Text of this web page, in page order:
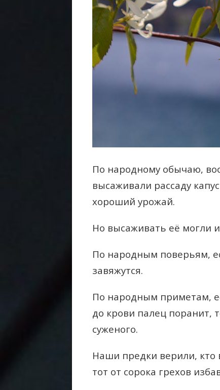
По народному обычаю,
высаживали рассаду
хороший урожай.
Но высаживать её могли
По народным поверьям,
завяжутся.
По народным приметам,
до крови палец поранит,
суженого.
Наши предки верили, кто
тот от сорока грехов